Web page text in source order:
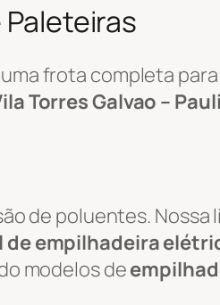
frota completa para
Torres Galvao –
de poluentes. Nossa
de empilhadeira
modelos de